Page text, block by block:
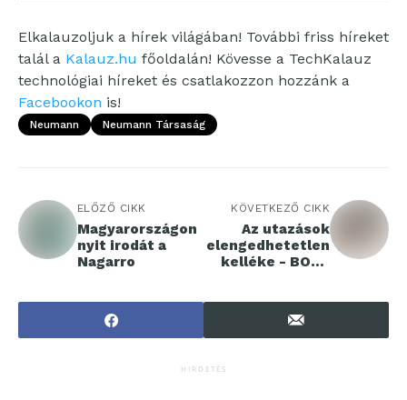
Elkalauzoljuk a hírek világában! További friss híreket
talál a Kalauz.hu főoldalán! Kövesse a TechKalauz
technológiai híreket és csatlakozzon hozzánk a
Facebookon is!
Neumann Neumann Társaság
ELŐZŐ CIKK
Magyarországon
nyit irodát a
Nagarro
KÖVETKEZŐ CIKK
Az utazások
elengedhetetlen
kelléke - BOOX
HIRDETÉS